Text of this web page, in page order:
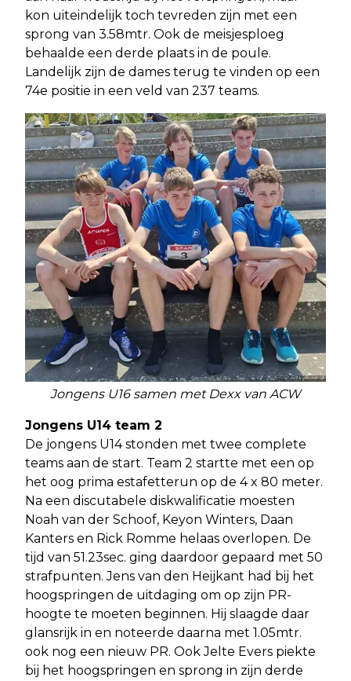
kon uiteindelijk toch tevreden zijn met een
sprong van 3.58mtr. Ook de meisjesploeg
behaalde een derde plaats in de poule.
Landelijk zijn de dames terug te vinden op een
74e positie in een veld van 237 teams.
Jongens U16 samen met Dexx van ACW
Jongens U14 team 2
De jongens U14 stonden met twee complete
teams aan de start. Team 2 startte met een op
het oog prima estafetterun op de 4 x 80 meter.
Na een discutabele diskwalificatie moesten
Noah van der Schoof, Keyon Winters, Daan
Kanters en Rick Romme helaas overlopen. De
tijd van 51.23sec. ging daardoor gepaard met 50
strafpunten. Jens van den Heijkant had bij het
hoogspringen de uitdaging om op zijn PR-
hoogte te moeten beginnen. Hij slaagde daar
glansrijk in en noteerde daarna met 1.05mtr.
ook nog een nieuw PR. Ook Jelte Evers piekte
bij het hoogspringen en sprong in zijn derde